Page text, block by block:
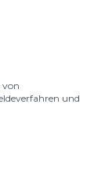
von
und